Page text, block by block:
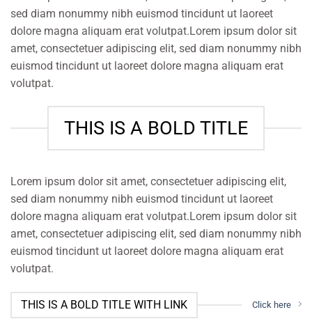
sed diam nonummy nibh euismod tincidunt ut laoreet
dolore magna aliquam erat volutpat.Lorem ipsum dolor sit
amet, consectetuer adipiscing elit, sed diam nonummy nibh
euismod tincidunt ut laoreet dolore magna aliquam erat
volutpat.
THIS IS A BOLD TITLE
Lorem ipsum dolor sit amet, consectetuer adipiscing elit,
sed diam nonummy nibh euismod tincidunt ut laoreet
dolore magna aliquam erat volutpat.Lorem ipsum dolor sit
amet, consectetuer adipiscing elit, sed diam nonummy nibh
euismod tincidunt ut laoreet dolore magna aliquam erat
volutpat.
THIS IS A BOLD TITLE WITH LINK Click here